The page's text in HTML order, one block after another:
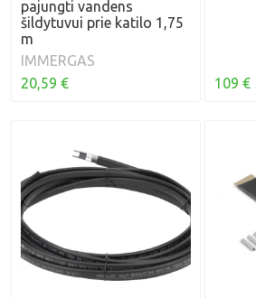
pajungti vandens
šildytuvui prie katilo 1,75
m
IMMERGAS
20,59 €
109 €